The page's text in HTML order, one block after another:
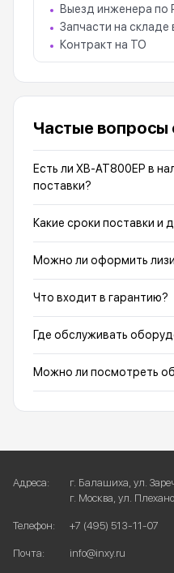
Выезд инженера по
Запчасти на складе
Контракт на ТО
Частые вопросы
Есть ли XB-AT800EP в
поставки?
Какие сроки поставки и
Можно ли оформить
Что входит в гарантию?
Где обслуживать
Можно ли посмотреть
Адреса:
г. Балашиха, ул.
г. Москва, ул.
Телефон: +7 (495) 513-11-07
Почта: info@inxy.ru